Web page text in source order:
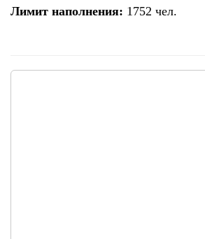
Лимит наполнения: 1752 чел.